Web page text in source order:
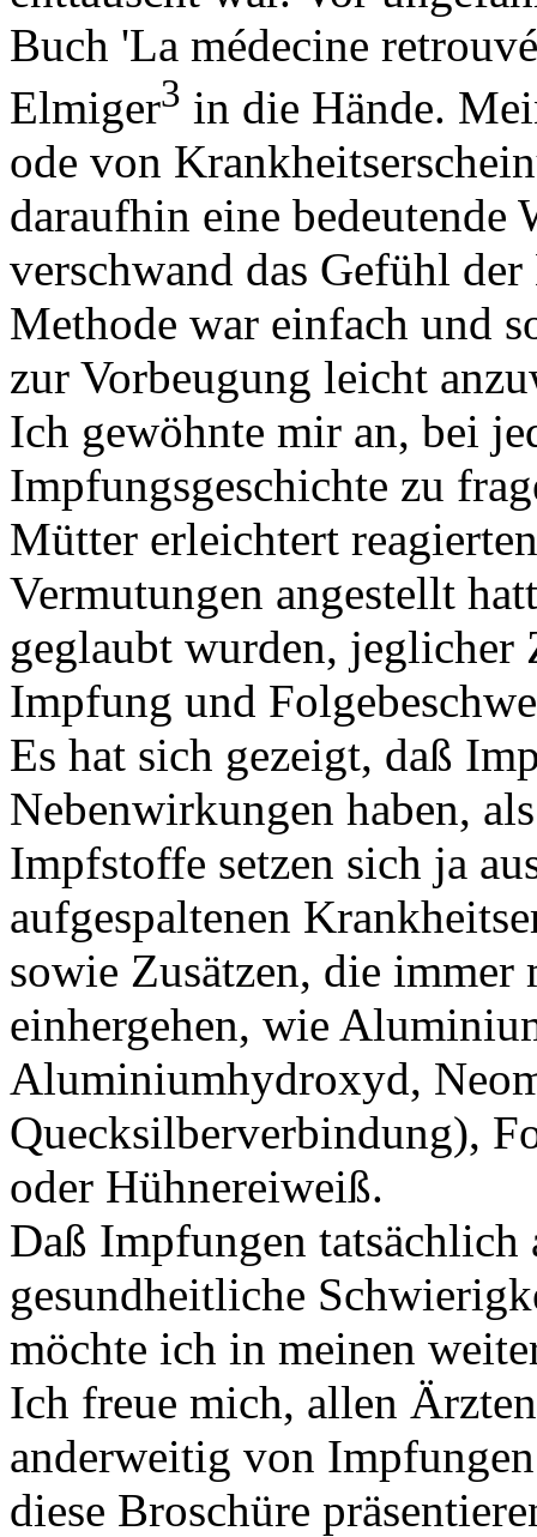
Buch 'La médecine
Elmiger3 in die Hände.
ode von
daraufhin eine
verschwand das Gefühl
Methode war einfach und
zur Vorbeugung leicht
Ich gewöhnte mir an, bei
Impfungsgeschichte zu
Mütter erleichtert
Vermutungen angestellt
geglaubt wurden, jeglicher
Impfung und
Es hat sich gezeigt, daß
Nebenwirkungen haben,
Impfstoffe setzen sich ja
aufgespaltenen
sowie Zusätzen, die
einhergehen, wie
Aluminiumhydroxyd,
Quecksilberverbindung),
oder Hühnereiweiß.
Daß Impfungen tatsächlich
gesundheitliche
möchte ich in meinen
Ich freue mich, allen
anderweitig von
diese Broschüre